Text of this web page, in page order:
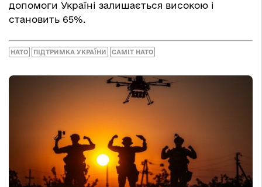
допомоги Україні залишається високою і
становить 65%.
НАТО ПІДТРИМКА УКРАЇНИ САМІТ НАТО